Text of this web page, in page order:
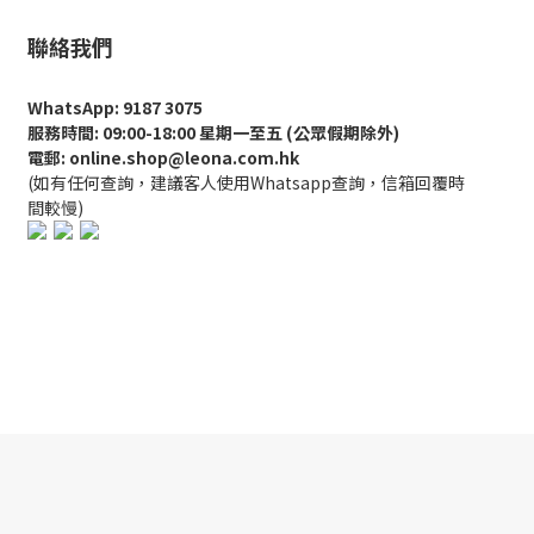
聯絡我們
WhatsApp: 9187 3075
服務時間: 09:00-18:00 星期一至五 (公眾假期除外)
電郵: online.shop@leona.com.hk
(如有任何查詢，建議客人使用Whatsapp查詢，信箱回覆時
間較慢)